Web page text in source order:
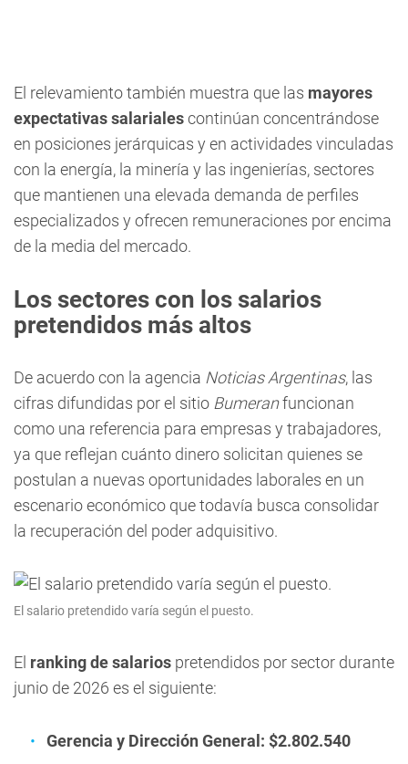
El relevamiento también muestra que las mayores
expectativas salarialescontinúan concentrándose
en posiciones jerárquicas y en actividades vinculadas
con la energía, la minería y las ingenierías, sectores
que mantienen una elevada demanda de perfiles
especializados y ofrecen remuneraciones por encima
de la media del mercado.
Los sectores con los salarios
pretendidos más altos
De acuerdo con la agencia Noticias Argentinas, las
cifras difundidas por el sitio Bumeranfuncionan
como una referencia para empresas y trabajadores,
ya que reflejan cuánto dinero solicitan quienes se
postulan a nuevas oportunidades laborales en un
escenario económico que todavía busca consolidar
la recuperación del poder adquisitivo.
El salario pretendido varía según el puesto.
El ranking de salarios pretendidos por sector durante
junio de 2026 es el siguiente:
Gerencia y Dirección General: $2.802.540